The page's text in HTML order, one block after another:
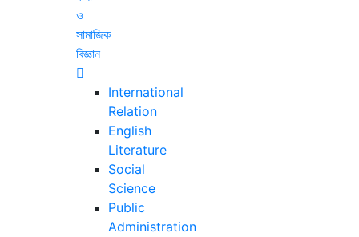
ও
সামাজিক
বিজ্ঞান
International
Relation
English
Literature
Social
Science
Public
Administration